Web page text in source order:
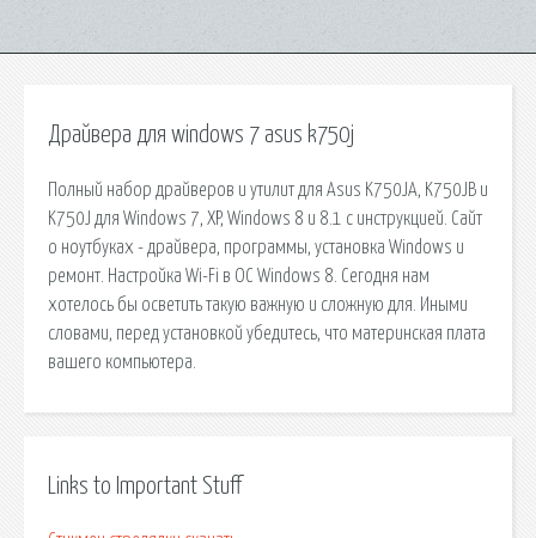
Драйвера для windows 7 asus k750j
Полный набор драйверов и утилит для Asus K750JA, K750JB и
K750J для Windows 7, XP, Windows 8 и 8.1 с инструкцией. Сайт
о ноутбуках - драйвера, программы, установка Windows и
ремонт. Настройка Wi-Fi в ОС Windows 8. Сегодня нам
хотелось бы осветить такую важную и сложную для. Иными
словами, перед установкой убедитесь, что материнская плата
вашего компьютера.
Links to Important Stuff